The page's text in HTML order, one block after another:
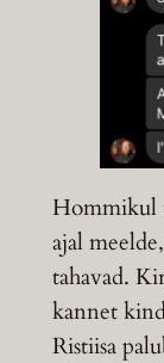
Hommikul
ajal
tahavad.
kannet
Ristiisa